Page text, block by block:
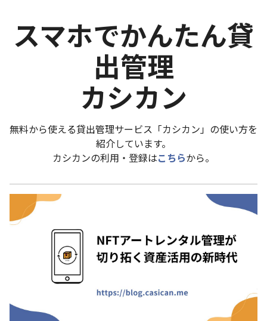
スマホでかんたん貸
出管理
カシカン
無料から使える貸出管理サービス「カシカン」の使い方を
紹介しています。
カシカンの利用・登録はこちらから。